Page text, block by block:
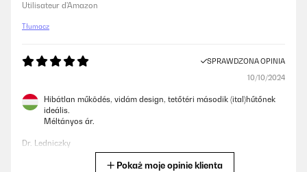
Utilisateur d'Amazon
Tłumacz
SPRAWDZONA OPINIA
10/10/2024
Hibátlan működés, vidám design, tetőtéri második (ital)hűtőnek
ideális.
Méltányos ár.
Dr. Ledniczky
Pokaż moje opinie klienta